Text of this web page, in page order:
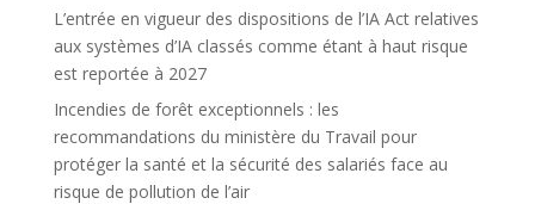
L’entrée en vigueur des dispositions de l’IA Act relatives
aux systèmes d’IA classés comme étant à haut risque
est reportée à 2027
Incendies de forêt exceptionnels : les
recommandations du ministère du Travail pour
protéger la santé et la sécurité des salariés face au
risque de pollution de l’air